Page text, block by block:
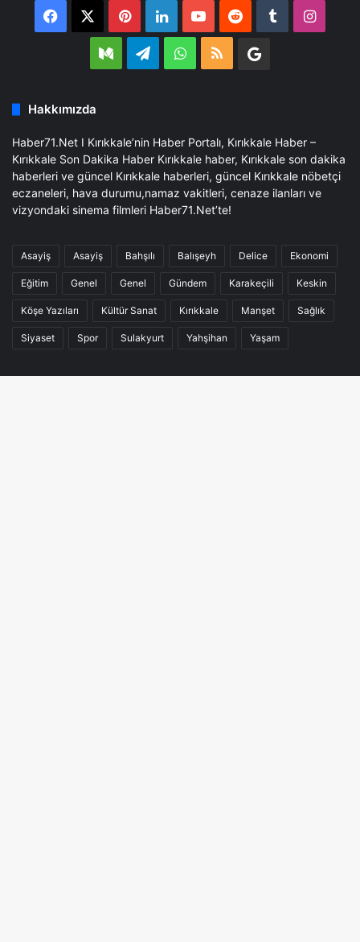
Facebook PinterestLinkedInYouTubeReddit Tumblr
MediumTelegramWhatsApp
RSS
Google
Hakkımızda
Haber71.Net I Kırıkkale’nin Haber Portalı, Kırıkkale Haber –
Kırıkkale Son Dakika Haber Kırıkkale haber, Kırıkkale son dakika
haberleri ve güncel Kırıkkale haberleri, güncel Kırıkkale nöbetçi
eczaneleri, hava durumu,namaz vakitleri, cenaze ilanları ve
vizyondaki sinema filmleri Haber71.Net’te!
Asayiş Asayiş Bahşılı Balışeyh Delice Ekonomi
Eğitim Genel Genel Gündem Karakeçili Keskin
Köşe Yazıları Kültür Sanat Kırıkkale Manşet Sağlık
Siyaset Spor Sulakyurt Yahşihan Yaşam